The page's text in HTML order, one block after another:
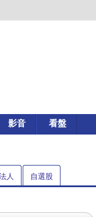
影音 看盤
人 自選股